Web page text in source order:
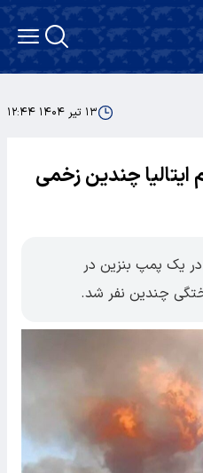
۱۳ تیر ۱۴۰۴ ۱۲:۴۴
ایتالیا چندین زخمی
یک پمپ بنزین در
چندین نفر شد.